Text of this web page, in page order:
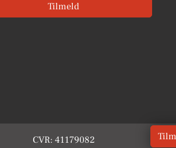
Tilmeld
CVR: 41179082